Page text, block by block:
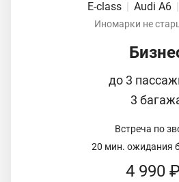
E-class | Audi A6 |
Иномарки не
до 3
3
Встреча по
20 мин. ожидания
4 990 ₽